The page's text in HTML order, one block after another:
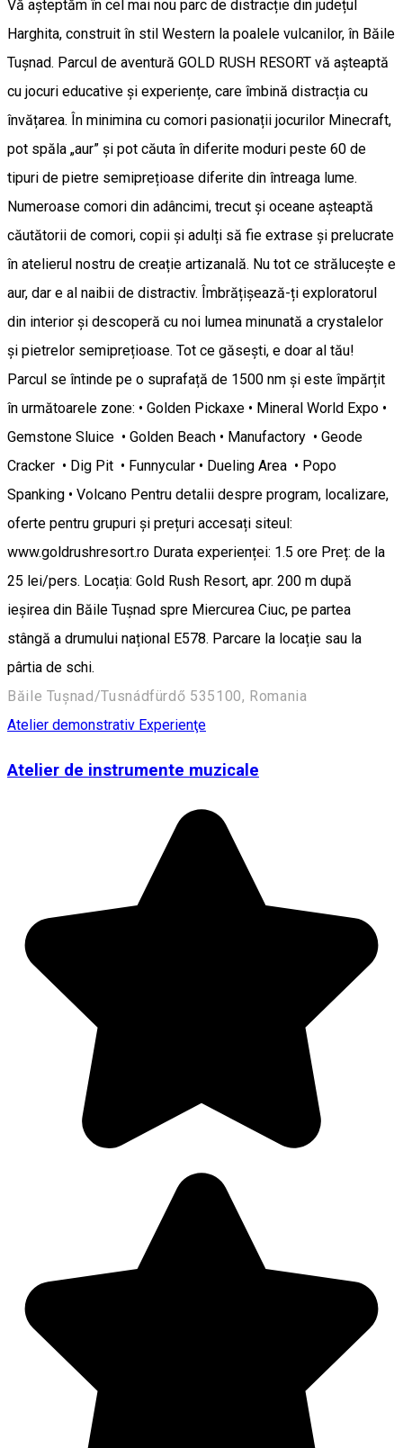
Vă așteptăm în cel mai nou parc de distracție din județul
Harghita, construit în stil Western la poalele vulcanilor, în Băile
Tușnad. Parcul de aventură GOLD RUSH RESORT vă așteaptă
cu jocuri educative și experiențe, care îmbină distracția cu
învățarea. În minimina cu comori pasionații jocurilor Minecraft,
pot spăla „aur” și pot căuta în diferite moduri peste 60 de
tipuri de pietre semiprețioase diferite din întreaga lume.
Numeroase comori din adâncimi, trecut și oceane așteaptă
căutătorii de comori, copii și adulți să fie extrase și prelucrate
în atelierul nostru de creație artizanală. Nu tot ce strălucește e
aur, dar e al naibii de distractiv. Îmbrățișează-ți exploratorul
din interior și descoperă cu noi lumea minunată a crystalelor
și pietrelor semiprețioase. Tot ce găsești, e doar al tău!
Parcul se întinde pe o suprafață de 1500 nm și este împărțit
în următoarele zone: • Golden Pickaxe • Mineral World Expo •
Gemstone Sluice • Golden Beach • Manufactory • Geode
Cracker • Dig Pit • Funnycular • Dueling Area • Popo
Spanking • Volcano Pentru detalii despre program, localizare,
oferte pentru grupuri și prețuri accesați siteul:
www.goldrushresort.ro Durata experienței: 1.5 ore Preț: de la
25 lei/pers. Locația: Gold Rush Resort, apr. 200 m după
ieșirea din Băile Tușnad spre Miercurea Ciuc, pe partea
stângă a drumului național E578. Parcare la locație sau la
pârtia de schi.
Băile Tușnad/Tusnádfürdő 535100, Romania
Atelier demonstrativ Experienţe
Atelier de instrumente muzicale